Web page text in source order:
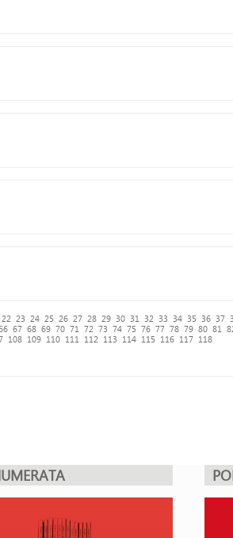
22 23 24 25 26 27 28 29 30 31 32 33 34 35 36 37
67 68 69 70 71 72 73 74 75 76 77 78 79 80 81
108 109 110 111 112 113 114 115 116 117 118